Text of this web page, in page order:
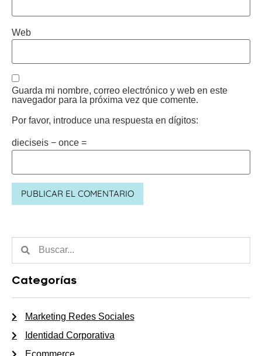
Web
Guarda mi nombre, correo electrónico y web en este
navegador para la próxima vez que comente.
Por favor, introduce una respuesta en dígitos:
dieciseis − once =
Categorías
Marketing Redes Sociales
Identidad Corporativa
Ecommerce